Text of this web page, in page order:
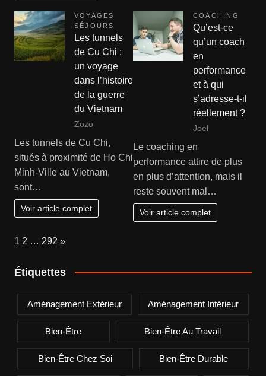
VOYAGES
SÉJOURS
Les tunnels
de Cu Chi :
un voyage
dans l’histoire
de la guerre
du Vietnam
Zozo
Les tunnels de Cu Chi,
situés à proximité de Ho Chi
Minh-Ville au Vietnam,
sont…
Voir article complet
COACHING
Qu’est-ce
qu’un coach
en
performance
et à qui
s’adresse-t-il
réellement ?
Joel
Le coaching en
performance attire de plus
en plus d’attention, mais il
reste souvent mal…
Voir article complet
Page:
1 2 … 292 Next
»
Étiquettes
Aménagement Extérieur Aménagement Intérieur
Bien-Être Bien-Être Au Travail
Bien-Être Chez Soi Bien-Être Durable